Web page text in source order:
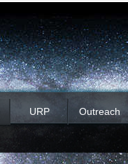
URP Outreach